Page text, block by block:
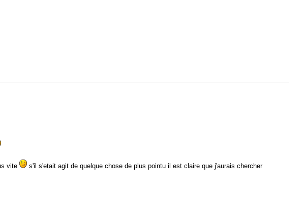
vite
s'il s'etait agit de quelque chose de plus pointu il est claire que j'aurais chercher